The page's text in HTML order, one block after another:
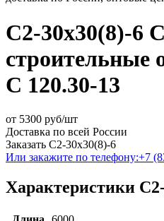
С2-30х30(8)-6
строительные
С 120.30-13
от 5300 руб/шт
Доставка по всей России
Заказать С2-30х30(8)-6
Или закажите по телефону:+7
Характеристики